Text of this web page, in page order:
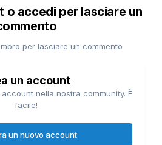
o accedi per lasciare un
per lasciare un commento
un account
nella nostra community. È
facile!
un nuovo account